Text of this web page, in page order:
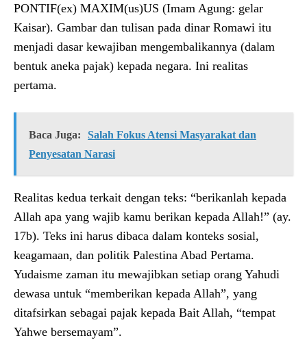
PONTIF(ex) MAXIM(us)US (Imam Agung: gelar
Kaisar). Gambar dan tulisan pada dinar Romawi itu
menjadi dasar kewajiban mengembalikannya (dalam
bentuk aneka pajak) kepada negara. Ini realitas
pertama.
Baca Juga:
Salah Fokus Atensi Masyarakat dan
Penyesatan Narasi
Realitas kedua terkait dengan teks: “berikanlah kepada
Allah apa yang wajib kamu berikan kepada Allah!” (ay.
17b). Teks ini harus dibaca dalam konteks sosial,
keagamaan, dan politik Palestina Abad Pertama.
Yudaisme zaman itu mewajibkan setiap orang Yahudi
dewasa untuk “memberikan kepada Allah”, yang
ditafsirkan sebagai pajak kepada Bait Allah, “tempat
Yahwe bersemayam”.